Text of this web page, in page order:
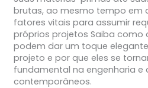
brutas, ao mesmo tempo em
fatores vitais para assumir
próprios projetos Saiba como
podem dar um toque
projeto e por que eles se
fundamental na engenharia e
contemporâneos.